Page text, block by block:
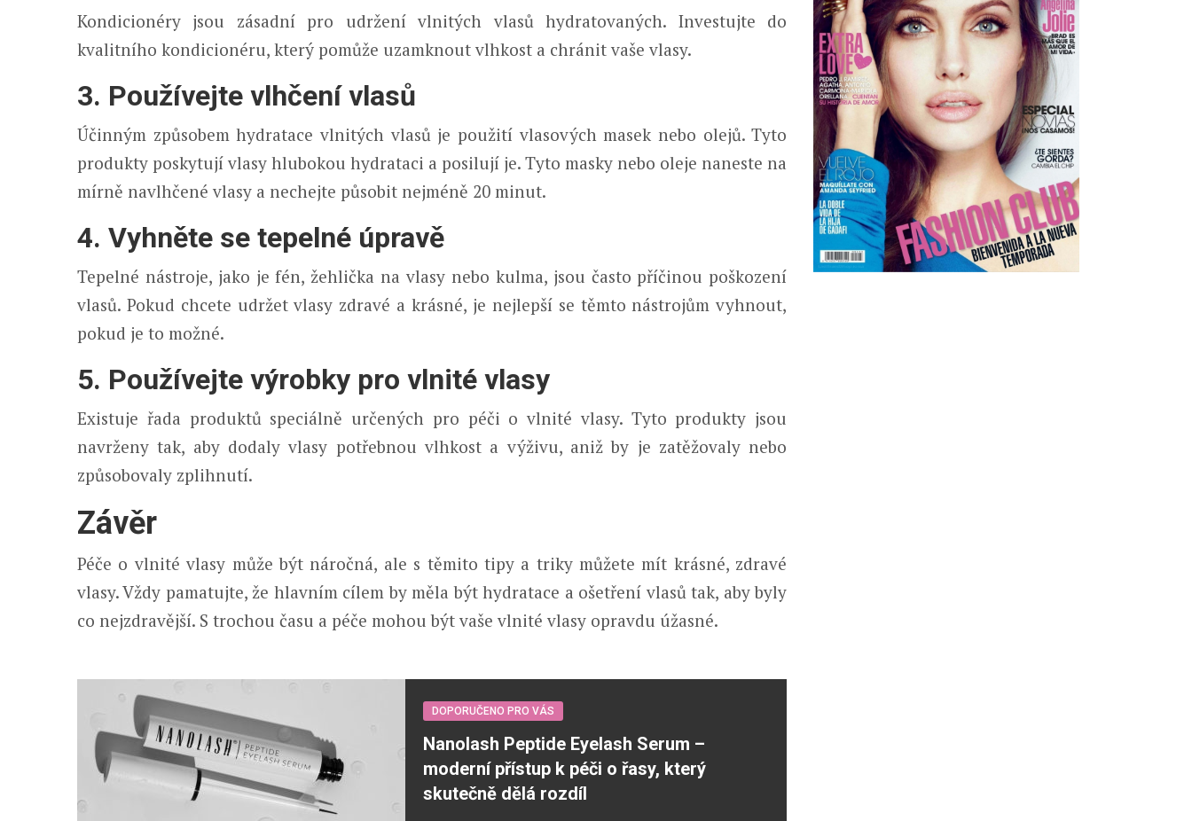
Kondicionéry jsou zásadní pro udržení vlnitých vlasů hydratovaných. Investujte do
kvalitního kondicionéru, který pomůže uzamknout vlhkost a chránit vaše vlasy.
3. Používejte vlhčení vlasů
Účinným způsobem hydratace vlnitých vlasů je použití vlasových masek nebo olejů. Tyto
produkty poskytují vlasy hlubokou hydrataci a posilují je. Tyto masky nebo oleje naneste na
mírně navlhčené vlasy a nechejte působit nejméně 20 minut.
4. Vyhněte se tepelné úpravě
Tepelné nástroje, jako je fén, žehlička na vlasy nebo kulma, jsou často příčinou poškození
vlasů. Pokud chcete udržet vlasy zdravé a krásné, je nejlepší se těmto nástrojům vyhnout,
pokud je to možné.
5. Používejte výrobky pro vlnité vlasy
Existuje řada produktů speciálně určených pro péči o vlnité vlasy. Tyto produkty jsou
navrženy tak, aby dodaly vlasy potřebnou vlhkost a výživu, aniž by je zatěžovaly nebo
způsobovaly zplihnutí.
Závěr
Péče o vlnité vlasy může být náročná, ale s těmito tipy a triky můžete mít krásné, zdravé
vlasy. Vždy pamatujte, že hlavním cílem by měla být hydratace a ošetření vlasů tak, aby byly
co nejzdravější. S trochou času a péče mohou být vaše vlnité vlasy opravdu úžasné.
DOPORUČENO PRO VÁS
Nanolash Peptide Eyelash Serum –
moderní přístup k péči o řasy, který
skutečně dělá rozdíl